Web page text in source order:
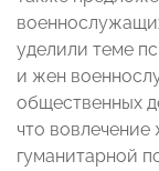
уделили теме
и жен
общественных
что
гуманитарной